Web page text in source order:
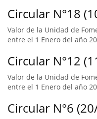
Circular N°18
Valor de la Unidad de
entre el 1 Enero del año
Circular N°12
Valor de la Unidad de
entre el 1 Enero del año
Circular N°6